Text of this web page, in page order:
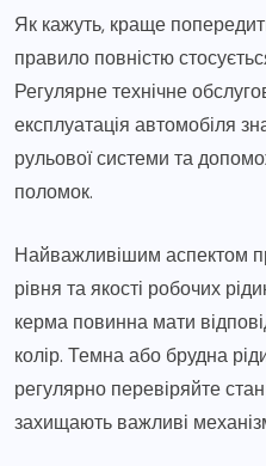
Як кажуть, краще
правило повністю
Регулярне технічне
експлуатація автомобіля
рульової системи та
поломок.
Найважливішим аспектом
рівня та якості робочих
керма повинна мати
колір. Темна або брудна
регулярно перевіряйте
захищають важливі